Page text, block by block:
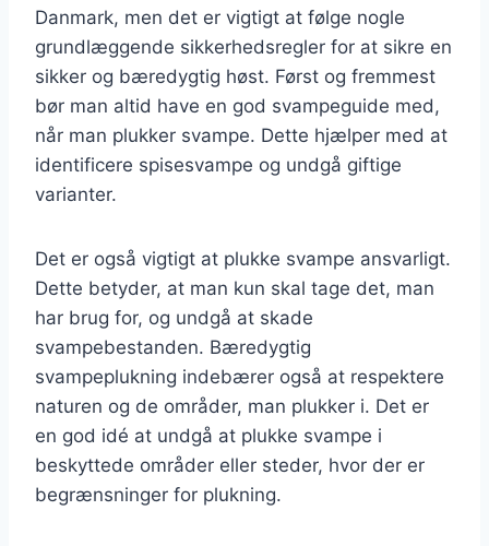
Danmark, men det er vigtigt at følge nogle
grundlæggende sikkerhedsregler for at sikre en
sikker og bæredygtig høst. Først og fremmest
bør man altid have en god svampeguide med,
når man plukker svampe. Dette hjælper med at
identificere spisesvampe og undgå giftige
varianter.
Det er også vigtigt at plukke svampe ansvarligt.
Dette betyder, at man kun skal tage det, man
har brug for, og undgå at skade
svampebestanden. Bæredygtig
svampeplukning indebærer også at respektere
naturen og de områder, man plukker i. Det er
en god idé at undgå at plukke svampe i
beskyttede områder eller steder, hvor der er
begrænsninger for plukning.